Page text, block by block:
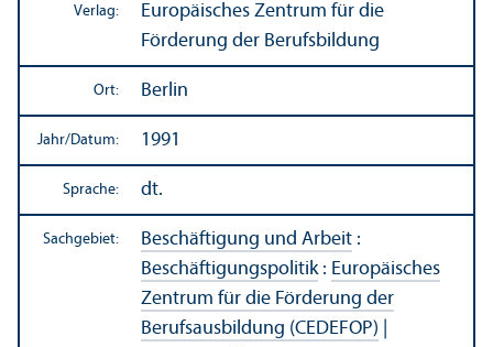
Verlag:
Europäisches Zentrum für die
Förderung der Berufsbildung
Ort: Berlin
Jahr/Datum: 1991
Sprache: dt.
Sachgebiet: Beschäftigung und Arbeit :
Beschäftigungs­politik: Europäisches
Zentrum für die Förderung der
Berufsausbildung (CEDEFOP)